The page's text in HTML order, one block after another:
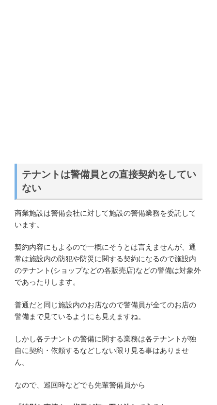
テナントは警備員との直接契約をしてい
ない
商業施設は警備会社に対して施設の警備業務を委託して
います。
契約内容にもよるので一概にそうとは言えませんが、通
常は施設内の防犯や防災に関する契約になるので施設内
のテナント(ショップなどの各販売店)などの警備は対象外
であったりします。
普通だと同じ施設内のお店なので警備員が全てのお店の
警備まで見ているようにも見えますね。
しかし各テナントの警備に関する業務は各テナントが独
自に契約・依頼するなどしない限り見る事はありませ
ん。
なので、巡回時などでも先輩警備員から